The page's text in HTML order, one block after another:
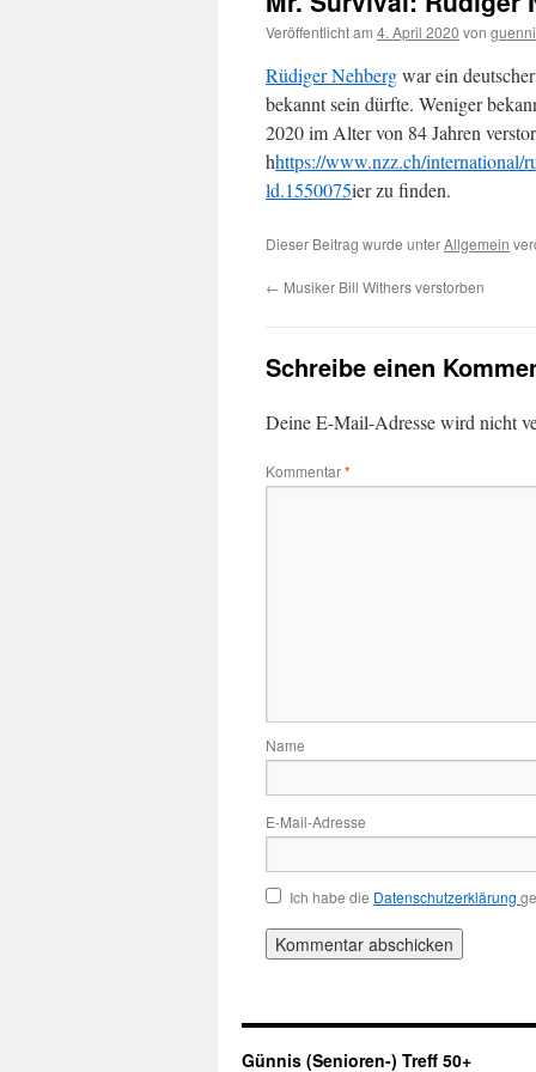
Veröffentlicht am 4. April 2020 von guenni
Rüdiger Nehbergwar ein
bekannt sein dürfte. Weniger
2020 im Alter von 84 Jahren
hhttps://www.nzz.ch/international/
ld.1550075ier zu finden.
Dieser Beitrag wurde unterAllgemein
← Musiker Bill Withers verstorben
Schreibe einen
Deine E-Mail-Adresse wird nicht
Kommentar*
Name
E-Mail-Adresse
Ich habe die Datenschutzerklärung
Günnis (Senioren-) Treff 50+